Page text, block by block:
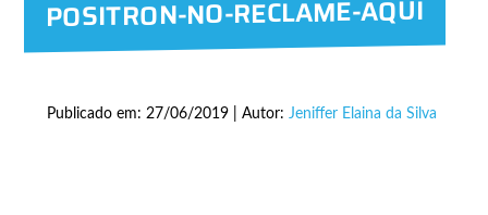
POSITRON-NO-RECLAME-AQUI
Publicado em: 27/06/2019 | Autor: Jeniffer Elaina da Silva